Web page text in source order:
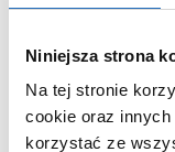
Niniejsza strona
Na tej stronie
cookie oraz
korzystać ze
OPIS PRODUKTU